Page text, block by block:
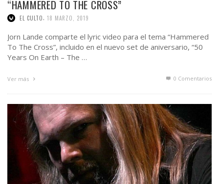
“HAMMERED TO THE CROSS”
EL CULTO, 18 MARZO, 2019
Jorn Lande comparte el lyric video para el tema “Hammered
To The Cross”, incluido en el nuevo set de aniversario, “50
Years On Earth – The …
Ver más 0 Comentarios